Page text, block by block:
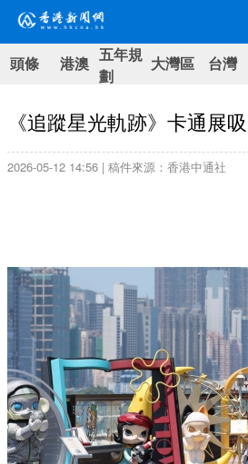
頭條 港澳 五年規
劃
大灣區 台灣
《追蹤星光軌跡》卡通展
2026-05-12 14:56 | 稿件來源：香港中通社